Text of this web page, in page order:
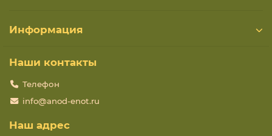
Информация
Наши контакты
Телефон
info@anod-enot.ru
Наш адрес